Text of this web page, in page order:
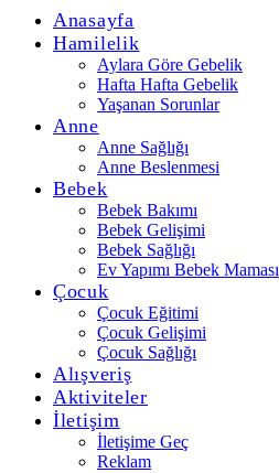
Anasayfa
Hamilelik
Aylara Göre Gebelik
Hafta Hafta Gebelik
Yaşanan Sorunlar
Anne
Anne Sağlığı
Anne Beslenmesi
Bebek
Bebek Bakımı
Bebek Gelişimi
Bebek Sağlığı
Ev Yapımı Bebek Maması
Çocuk
Çocuk Eğitimi
Çocuk Gelişimi
Çocuk Sağlığı
Alışveriş
Aktiviteler
İletişim
İletişime Geç
Reklam